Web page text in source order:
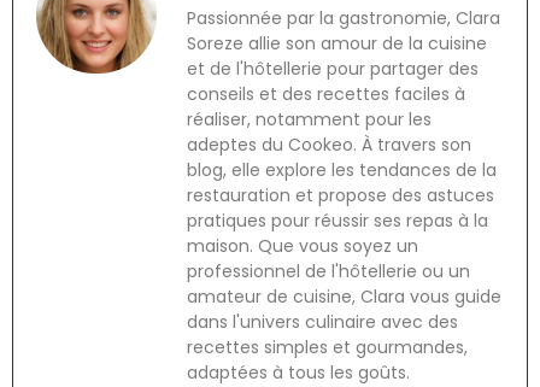
Passionnée par la gastronomie, Clara
Soreze allie son amour de la cuisine
et de l'hôtellerie pour partager des
conseils et des recettes faciles à
réaliser, notamment pour les
adeptes du Cookeo. À travers son
blog, elle explore les tendances de la
restauration et propose des astuces
pratiques pour réussir ses repas à la
maison. Que vous soyez un
professionnel de l'hôtellerie ou un
amateur de cuisine, Clara vous guide
dans l'univers culinaire avec des
recettes simples et gourmandes,
adaptées à tous les goûts.